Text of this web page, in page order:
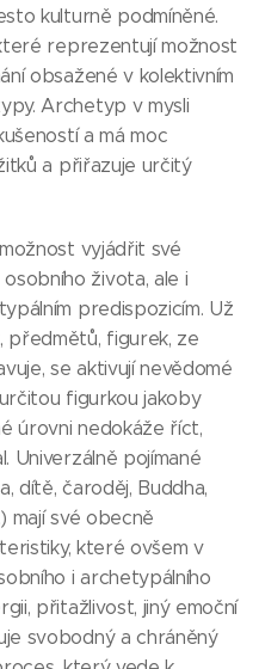
kulturně podmíněné.
reprezentují možnost
obsažené v kolektivním
Archetyp v mysli
a má moc
a přiřazuje určitý
vyjádřit své
života, ale i
predispozicím. Už
předmětů, figurek, ze
se aktivují nevědomé
figurkou jakoby
úrovni nedokáže říct,
pojímané
dítě, čaroděj, Buddha,
mají své obecně
které ovšem v
i archetypálního
přitažlivost, jiný emoční
svobodný a chráněný